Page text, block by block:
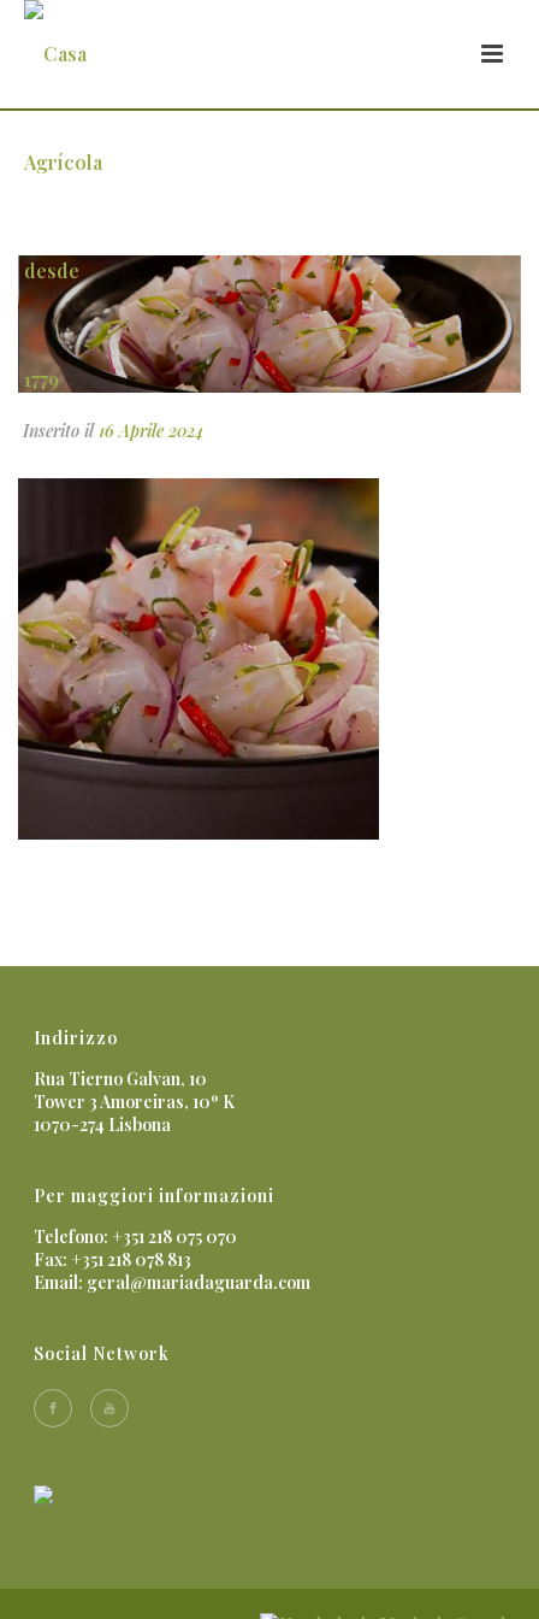
ceviche-de-peixe-branco
Inserito il 16 Aprile 2024
Indirizzo
Rua Tierno Galvan, 10
Tower 3 Amoreiras, 10º K
1070-274 Lisbona
Per maggiori informazioni
Telefono: +351 218 075 070
Fax: +351 218 078 813
Email: geral@mariadaguarda.com
Social Network